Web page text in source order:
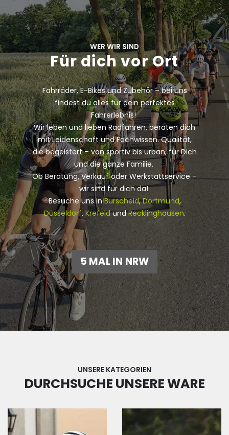
WER WIR SIND
Für dich vor Ort
Fahrräder, E-Bikes und Zubehör – bei uns
findest du alles für dein perfektes
Fahrerlebnis!
Wir leben und lieben Radfahren, beraten dich
mit Leidenschaft und Fachwissen. Qualität,
die begeistert – von sportiv bis urban, für Dich
und die ganze Familie.
Ob Beratung, Verkauf oder Werkstattservice –
wir sind für dich da!
Besuche uns inBurscheid,Dortmund,
Düsseldorf, KrefeldundRecklinghausen.
5 MAL IN NRW
UNSERE KATEGORIEN
DURCHSUCHE UNSERE WARE